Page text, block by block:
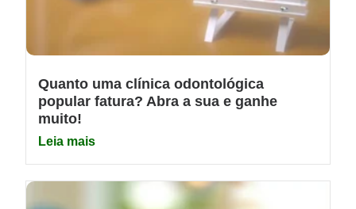
Quanto uma clínica odontológica
popular fatura? Abra a sua e ganhe
muito!
Leia mais